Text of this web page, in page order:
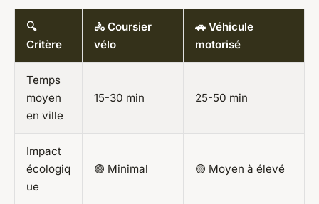
🔍
Critère
🚴 Coursier
vélo
🚗 Véhicule
motorisé
Temps
moyen
en ville
15-30 min 25-50 min
Impact
écologiq
ue
🟢 Minimal 🟡 Moyen à élevé